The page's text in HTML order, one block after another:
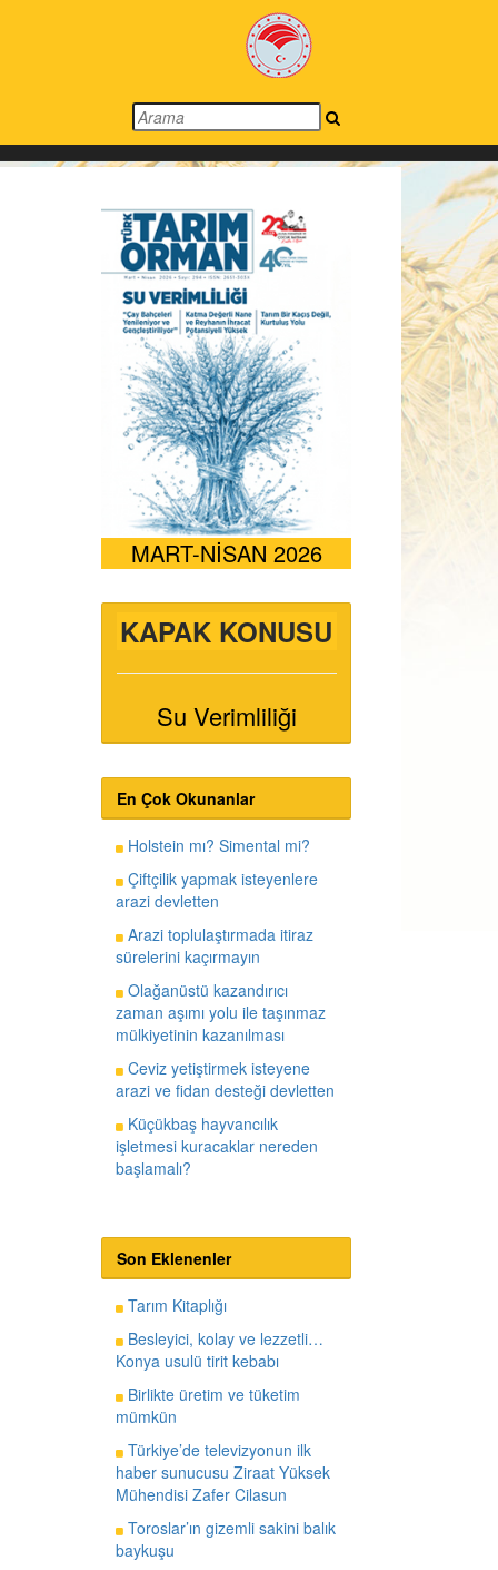
MART-NİSAN 2026
KAPAK KONUSU
Su Verimliliği
En Çok Okunanlar
Holstein mı? Simental mi?
Çiftçilik yapmak isteyenlere
arazi devletten
Arazi toplulaştırmada itiraz
sürelerini kaçırmayın
Olağanüstü kazandırıcı
zaman aşımı yolu ile taşınmaz
mülkiyetinin kazanılması
Ceviz yetiştirmek isteyene
arazi ve fidan desteği devletten
Küçükbaş hayvancılık
işletmesi kuracaklar nereden
başlamalı?
Son Eklenenler
Tarım Kitaplığı
Besleyici, kolay ve lezzetli…
Konya usulü tirit kebabı
Birlikte üretim ve tüketim
mümkün
Türkiye’de televizyonun ilk
haber sunucusu Ziraat Yüksek
Mühendisi Zafer Cilasun
Toroslar’ın gizemli sakini balık
baykuşu